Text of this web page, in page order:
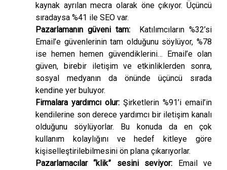
kaynak ayrılan mecra olarak öne çıkıyor. Üçüncü
sıradaysa %41 ile SEO var.
Pazarlamanın güveni tam: Katılımcıların %32’si
Email’e güvenlerinin tam olduğunu söylüyor, %78
ise hemen hemen güvendiklerini… Email’e olan
güven, birebir iletişim ve etkinliklerden sonra,
sosyal medyanın da önünde üçüncü sırada
kendine yer buluyor.
Firmalara yardımcı olur: Şirketlerin %91’i email’in
kendilerine son derece yardımcı bir iletişim kanalı
olduğunu söylüyorlar. Bu konuda da en çok
kullanım kolaylığını ve hedef kitleye göre
kişiselleştirilebilmesini ön plana çıkarıyorlar.
Pazarlamacılar “klik” sesini seviyor: Email ve